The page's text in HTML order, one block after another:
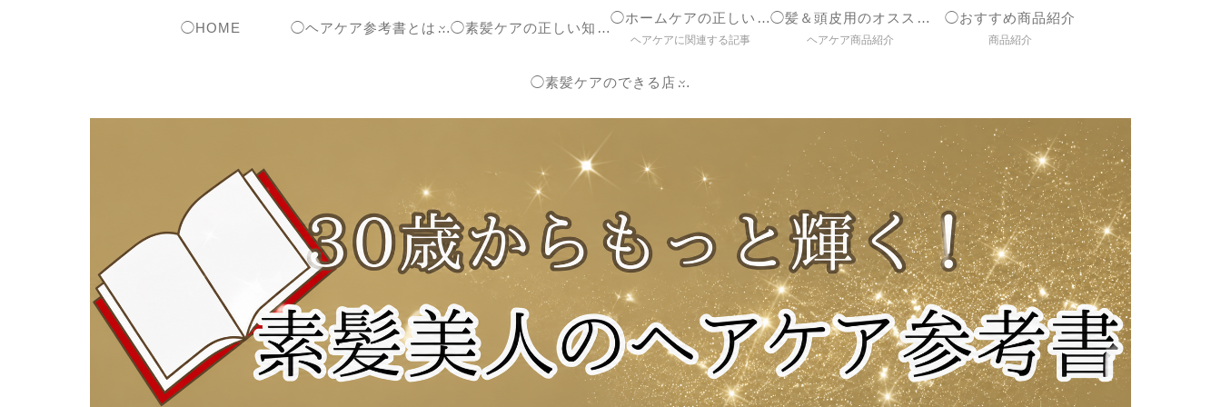
◯HOME ◯ヘアケア参考書とは？ ◯素髪ケアの正しい知識【ブログ】
◯ホームケアの正しいやり方
ヘアケアに関連する記事
◯髪＆頭皮用のオススメ商品紹介
ヘアケア商品紹介
◯おすすめ商品紹介
商品紹介
◯素髪ケアのできる店紹介